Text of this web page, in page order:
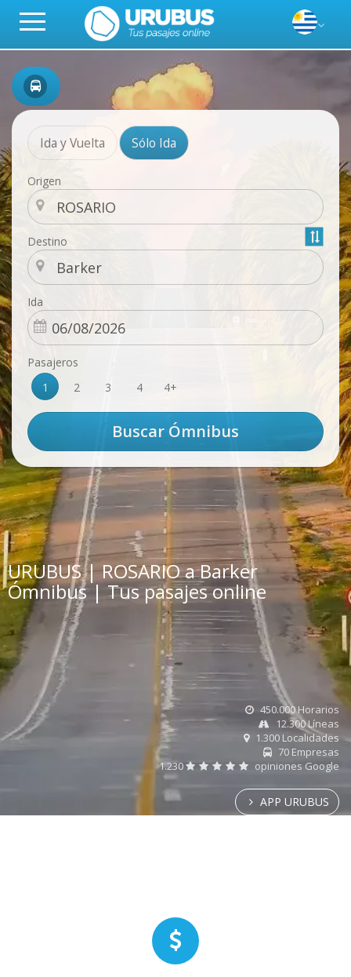
Ida y Vuelta Sólo Ida
Origen
Destino
Ida
Pasajeros
1
2 3 4 4+
URUBUS | ROSARIO a Barker
Ómnibus | Tus pasajes online
450.000 Horarios
12.300 Líneas
1.300 Localidades
70 Empresas
1.230
opiniones Google
APP URUBUS